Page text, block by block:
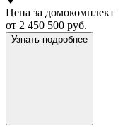
Цена за домокомплект
от 2 450 500 руб.
Узнать подробнее